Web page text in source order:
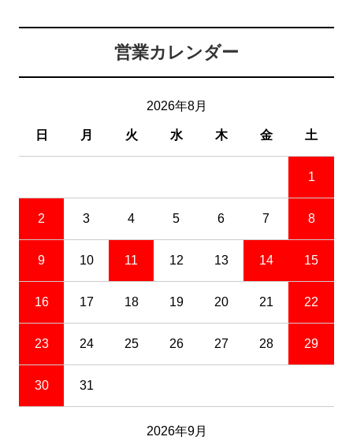
営業カレンダー
2026年8月
日 月 火 水 木 金 土
1
2 3 4 5 6 7 8
9 10 11 12 13 14 15
16 17 18 19 20 21 22
23 24 25 26 27 28 29
30 31
2026年9月